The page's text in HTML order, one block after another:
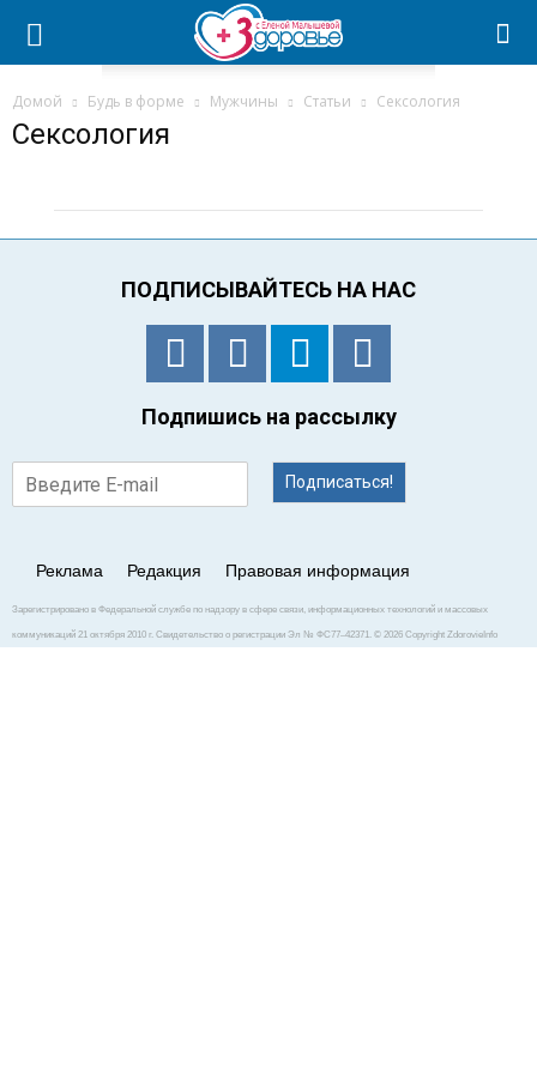
Домой Будь в форме Мужчины Статьи Сексология
Сексология
ПОДПИСЫВАЙТЕСЬ НА НАС
Подпишись на рассылку
Подписаться!
Реклама Редакция Правовая информация
Зарегистрировано в Федеральной службе по надзору в сфере связи, информационных технологий и массовых
коммуникаций 21 октября 2010 г. Свидетельство о регистрации Эл № ФС77–42371. © 2026 Copyright ZdorovieInfo